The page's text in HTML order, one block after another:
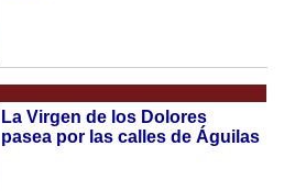
La Virgen de los Dolores
pasea por las calles de Águilas